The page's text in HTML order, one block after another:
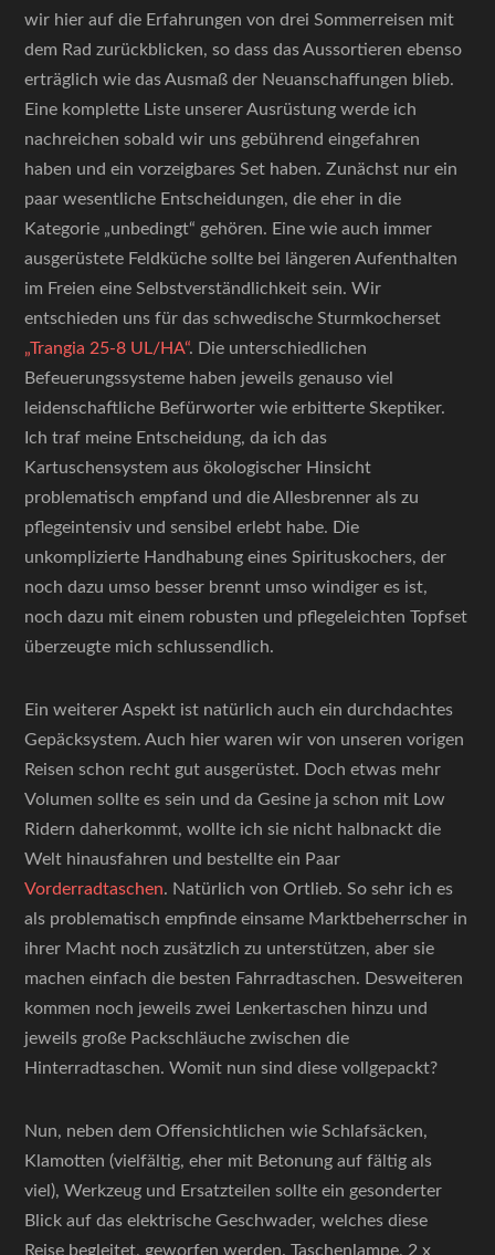
wir hier auf die Erfahrungen von drei Sommerreisen mit
dem Rad zurückblicken, so dass das Aussortieren ebenso
erträglich wie das Ausmaß der Neuanschaffungen blieb.
Eine komplette Liste unserer Ausrüstung werde ich
nachreichen sobald wir uns gebührend eingefahren
haben und ein vorzeigbares Set haben. Zunächst nur ein
paar wesentliche Entscheidungen, die eher in die
Kategorie „unbedingt“ gehören. Eine wie auch immer
ausgerüstete Feldküche sollte bei längeren Aufenthalten
im Freien eine Selbstverständlichkeit sein. Wir
entschieden uns für das schwedische Sturmkocherset
„Trangia 25-8 UL/HA“. Die unterschiedlichen
Befeuerungssysteme haben jeweils genauso viel
leidenschaftliche Befürworter wie erbitterte Skeptiker.
Ich traf meine Entscheidung, da ich das
Kartuschensystem aus ökologischer Hinsicht
problematisch empfand und die Allesbrenner als zu
pflegeintensiv und sensibel erlebt habe. Die
unkomplizierte Handhabung eines Spirituskochers, der
noch dazu umso besser brennt umso windiger es ist,
noch dazu mit einem robusten und pflegeleichten Topfset
überzeugte mich schlussendlich.
Ein weiterer Aspekt ist natürlich auch ein durchdachtes
Gepäcksystem. Auch hier waren wir von unseren vorigen
Reisen schon recht gut ausgerüstet. Doch etwas mehr
Volumen sollte es sein und da Gesine ja schon mit Low
Ridern daherkommt, wollte ich sie nicht halbnackt die
Welt hinausfahren und bestellte ein Paar
Vorderradtaschen. Natürlich von Ortlieb. So sehr ich es
als problematisch empfinde einsame Marktbeherrscher in
ihrer Macht noch zusätzlich zu unterstützen, aber sie
machen einfach die besten Fahrradtaschen. Desweiteren
kommen noch jeweils zwei Lenkertaschen hinzu und
jeweils große Packschläuche zwischen die
Hinterradtaschen. Womit nun sind diese vollgepackt?
Nun, neben dem Offensichtlichen wie Schlafsäcken,
Klamotten (vielfältig, eher mit Betonung auf fältig als
viel), Werkzeug und Ersatzteilen sollte ein gesonderter
Blick auf das elektrische Geschwader, welches diese
Reise begleitet, geworfen werden. Taschenlampe, 2 x